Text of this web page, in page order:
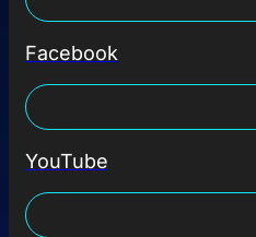
Facebook
YouTube